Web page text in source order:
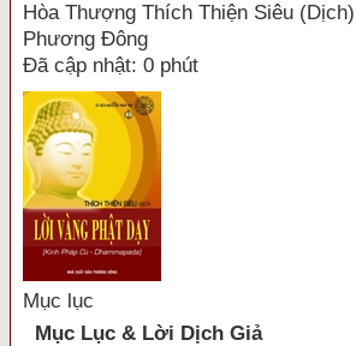
Hòa Thượng Thích Thiện Siêu
Phương Đông
Đã cập nhật: 0 phút
Mục lục
Mục Lục & Lời Dịch Giả